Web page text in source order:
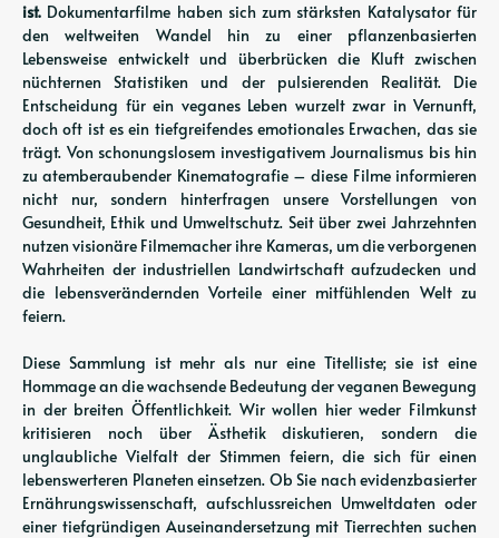
ist. Dokumentarfilme haben sich zum stärksten Katalysator für
den weltweiten Wandel hin zu einer pflanzenbasierten
Lebensweise entwickelt und überbrücken die Kluft zwischen
nüchternen Statistiken und der pulsierenden Realität. Die
Entscheidung für ein veganes Leben wurzelt zwar in Vernunft,
doch oft ist es ein tiefgreifendes emotionales Erwachen, das sie
trägt. Von schonungslosem investigativem Journalismus bis hin
zu atemberaubender Kinematografie – diese Filme informieren
nicht nur, sondern hinterfragen unsere Vorstellungen von
Gesundheit, Ethik und Umweltschutz. Seit über zwei Jahrzehnten
nutzen visionäre Filmemacher ihre Kameras, um die verborgenen
Wahrheiten der industriellen Landwirtschaft aufzudecken und
die lebensverändernden Vorteile einer mitfühlenden Welt zu
feiern.
Diese Sammlung ist mehr als nur eine Titelliste; sie ist eine
Hommage an die wachsende Bedeutung der veganen Bewegung
in der breiten Öffentlichkeit. Wir wollen hier weder Filmkunst
kritisieren noch über Ästhetik diskutieren, sondern die
unglaubliche Vielfalt der Stimmen feiern, die sich für einen
lebenswerteren Planeten einsetzen. Ob Sie nach evidenzbasierter
Ernährungswissenschaft, aufschlussreichen Umweltdaten oder
einer tiefgründigen Auseinandersetzung mit Tierrechten suchen